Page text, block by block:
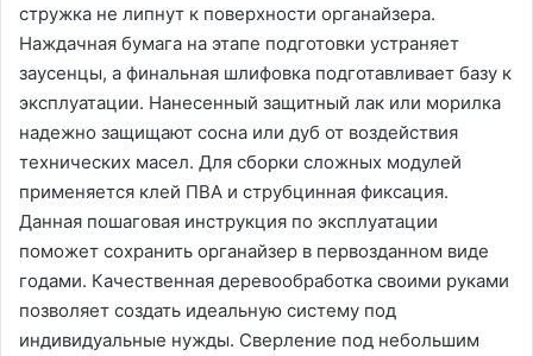
стружка не липнут к поверхности органайзера.
Наждачная бумага на этапе подготовки устраняет
заусенцы, а финальная шлифовка подготавливает базу к
эксплуатации. Нанесенный защитный лак или морилка
надежно защищают сосна или дуб от воздействия
технических масел. Для сборки сложных модулей
применяется клей ПВА и струбцинная фиксация.
Данная пошаговая инструкция по эксплуатации
поможет сохранить органайзер в первозданном виде
годами. Качественная деревообработка своими руками
позволяет создать идеальную систему под
индивидуальные нужды. Сверление под небольшим